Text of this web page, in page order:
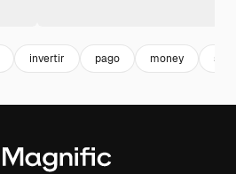
invertir pago money